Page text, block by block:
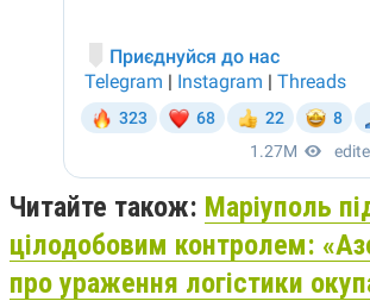
Читайте також: Маріуполь
цілодобовим контролем:
про ураження логістики